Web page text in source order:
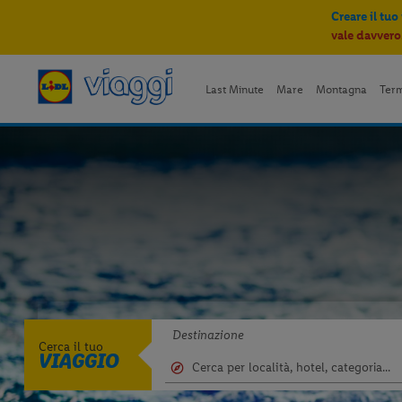
Creare il
vale
Last Minute Mare Montagna
Cerca il tuo
VIAGGIO
Destinazione